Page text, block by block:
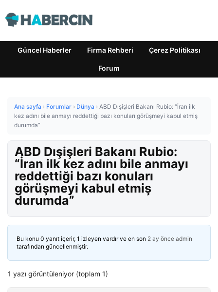
Güncel Haberler Firma Rehberi Çerez Politikası
Forum
Ana sayfa › Forumlar › Dünya › ABD Dışişleri Bakanı Rubio: “İran ilk
kez adını bile anmayı reddettiği bazı konuları görüşmeyi kabul etmiş
durumda”
ABD Dışişleri Bakanı Rubio:
“İran ilk kez adını bile anmayı
reddettiği bazı konuları
görüşmeyi kabul etmiş
durumda”
Bu konu 0 yanıt içerir, 1 izleyen vardır ve en son 2 ay önce admin
tarafından güncellenmiştir.
1 yazı görüntüleniyor (toplam 1)